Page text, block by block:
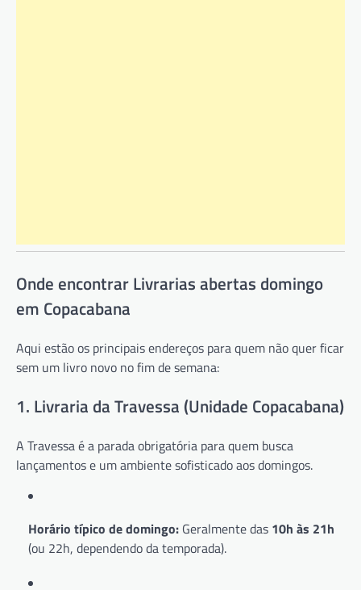
Onde encontrar Livrarias abertas domingo
em Copacabana
Aqui estão os principais endereços para quem não quer ficar
sem um livro novo no fim de semana:
1. Livraria da Travessa (Unidade Copacabana)
A Travessa é a parada obrigatória para quem busca
lançamentos e um ambiente sofisticado aos domingos.
Horário típico de domingo: Geralmente das 10h às 21h
(ou 22h, dependendo da temporada).